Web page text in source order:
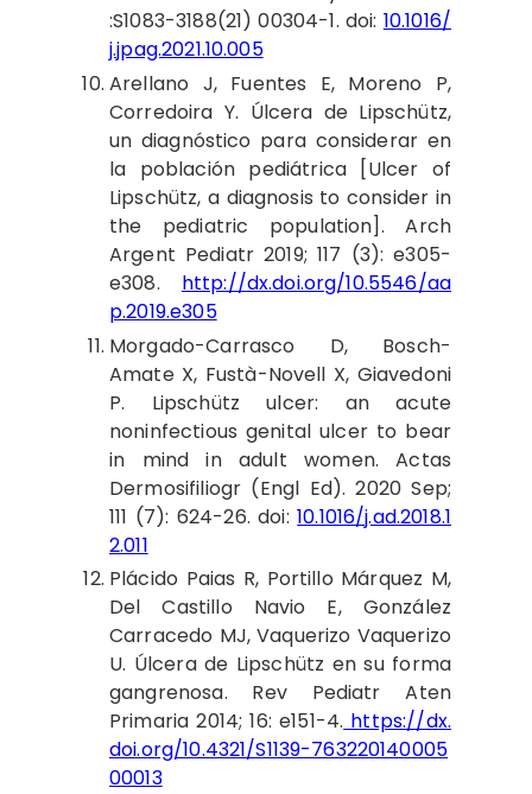
:S1083-3188(21) 00304-1. doi: 10.1016/
j.jpag.2021.10.005
Arellano J, Fuentes E, Moreno P,
Corredoira Y. Úlcera de Lipschütz,
un diagnóstico para considerar en
la población pediátrica [Ulcer of
Lipschütz, a diagnosis to consider in
the pediatric population]. Arch
Argent Pediatr 2019; 117 (3): e305-
e308. http://dx.doi.org/10.5546/aa
p.2019.e305
Morgado-Carrasco D, Bosch-
Amate X, Fustà-Novell X, Giavedoni
P. Lipschütz ulcer: an acute
noninfectious genital ulcer to bear
in mind in adult women. Actas
Dermosifiliogr (Engl Ed). 2020 Sep;
111 (7): 624-26. doi:10.1016/j.ad.2018.1
2.011
Plácido Paias R, Portillo Márquez M,
Del Castillo Navio E, González
Carracedo MJ, Vaquerizo Vaquerizo
U. Úlcera de Lipschütz en su forma
gangrenosa. Rev Pediatr Aten
Primaria 2014; 16: e151-4. https://dx.
doi.org/10.4321/S1139-763220140005
00013